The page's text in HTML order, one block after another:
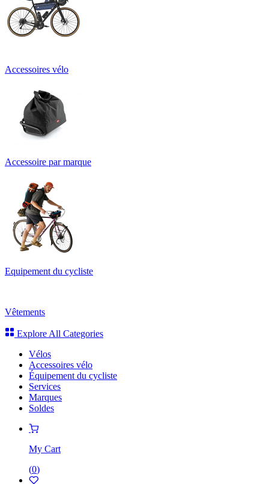
Accessoires vélo
Accessoire par marque
Equipement du cycliste
Vêtements
Explore All Categories
Vélos
Accessoires vélo
Équipement du cycliste
Services
Marques
Soldes
My Cart
(0)